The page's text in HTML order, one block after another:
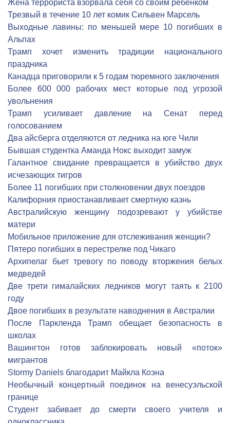
Жена террориста взорвала себя со своим ребенком
Трезвый в течение 10 лет комик Сильвен Марсель
Выходные лавины: по меньшей мере 10 погибших в
Альпах
Трамп хочет изменить традиции национального
праздника
Канадца приговорили к 5 годам тюремного заключения
Более 600 000 рабочих мест которые под угрозой
увольнения
Трамп усиливает давление на Сенат перед
голосованием
Два айсберга отделяются от ледника на юге Чили
Бывшая студентка Аманда Нокс выходит замуж
Галантное свидание превращается в убийство двух
исчезающих тигров
Более 11 погибших при столкновении двух поездов
Калифорния приостанавливает смертную казнь
Австралийскую женщину подозревают у убийстве
матери
Мобильное приложение для отслеживания женщин?
Пятеро погибших в перестрелке под Чикаго
Архипелаг бьет тревогу по поводу вторжения белых
медведей
Две трети гималайских ледников могут таять к 2100
году
Двое погибших в результате наводнения в Австралии
После Паркленда Трамп обещает безопасность в
школах
Вашингтон готов заблокировать новый «поток»
мигрантов
Stormy Daniels благодарит Майкла Коэна
Необычный концертный поединок на венесуэльской
границе
Студент забивает до смерти своего учителя и